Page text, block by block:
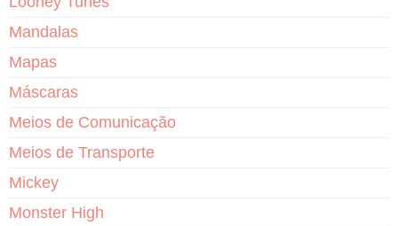
Mandalas
Mapas
Máscaras
Meios de Comunicação
Meios de Transporte
Mickey
Monster High